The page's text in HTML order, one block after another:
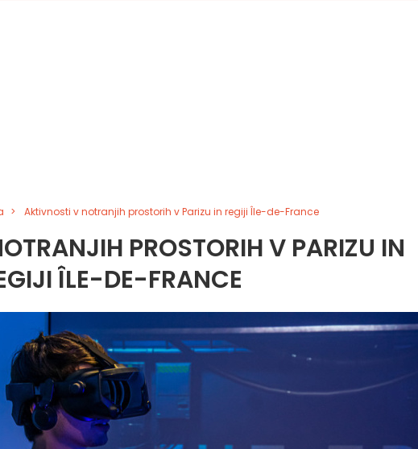
Aktivnosti v notranjih prostorih v Parizu in regiji Île-de-France
PROSTORIH V PARIZU IN
ÎLE-DE-FRANCE